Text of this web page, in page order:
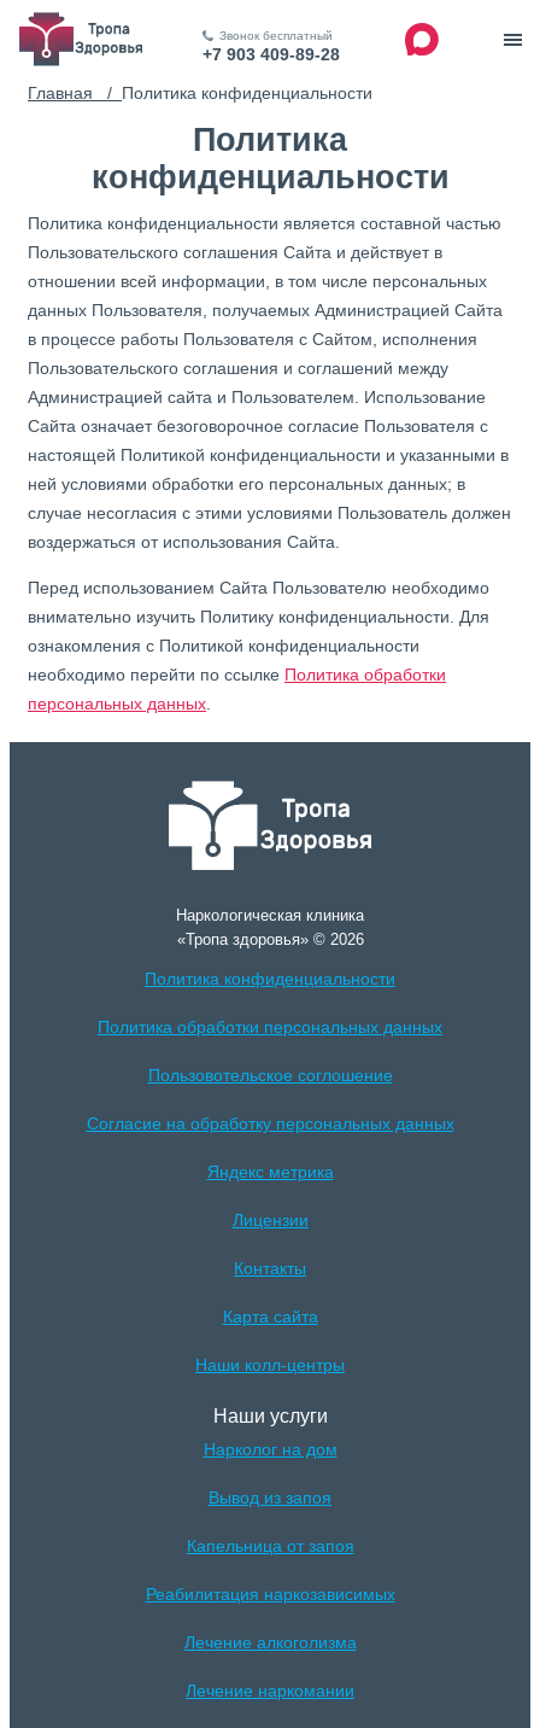
Звонок бесплатный
+7 903 409-89-28
Главная / Политика конфиденциальности
Политика
конфиденциальности
Политика конфиденциальности является составной частью
Пользовательского соглашения Сайта и действует в
отношении всей информации, в том числе персональных
данных Пользователя, получаемых Администрацией Сайта
в процессе работы Пользователя с Сайтом, исполнения
Пользовательского соглашения и соглашений между
Администрацией сайта и Пользователем. Использование
Сайта означает безоговорочное согласие Пользователя с
настоящей Политикой конфиденциальности и указанными в
ней условиями обработки его персональных данных; в
случае несогласия с этими условиями Пользователь должен
воздержаться от использования Сайта.
Перед использованием Сайта Пользователю необходимо
внимательно изучить Политику конфиденциальности. Для
ознакомления с Политикой конфиденциальности
необходимо перейти по ссылке Политика обработки
персональных данных
Наркологическая клиника
«Тропа здоровья» © 2026
Политика конфиденциальности
Политика обработки персональных данных
Пользовотельское соглошение
Согласие на обработку персональных данных
Яндекс метрика
Лицензии
Контакты
Карта сайта
Наши колл-центры
Наши услуги
Нарколог на дом
Вывод из запоя
Капельница от запоя
Реабилитация наркозависимых
Лечение алкоголизма
Лечение наркомании